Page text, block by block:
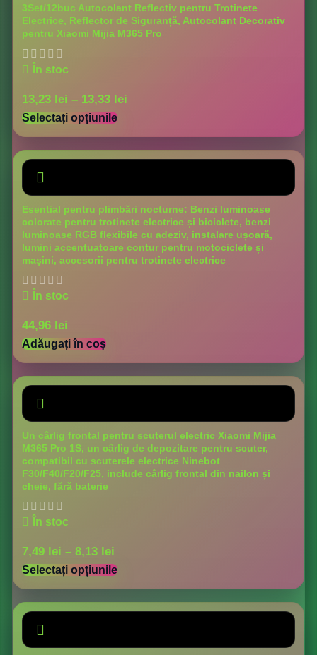
3Set/12buc Autocolant Reflectiv pentru Trotinete
Electrice, Reflector de Siguranță, Autocolant Decorativ
pentru Xiaomi Mijia M365 Pro
În stoc
13,23 lei – 13,33 lei
Selectați opțiunile
Esential pentru plimbări nocturne: Benzi luminoase
colorate pentru trotinete electrice și biciclete, benzi
luminoase RGB flexibile cu adeziv, instalare ușoară,
lumini accentuatoare contur pentru motociclete și
mașini, accesorii pentru trotinete electrice
În stoc
44,96 lei
Adăugați în coș
Un cârlig frontal pentru scuterul electric Xiaomi Mijia
M365 Pro 1S, un cârlig de depozitare pentru scuter,
compatibil cu scuterele electrice Ninebot
F30/F40/F20/F25, include cârlig frontal din nailon și
cheie, fără baterie
În stoc
7,49 lei – 8,13 lei
Selectați opțiunile